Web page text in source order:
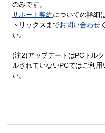
のみです。
サポート契約についての詳細
トリックスまでお問い合わせ
い。
(注2)アップデートはPCトル
ルされていないPCではご利
い。